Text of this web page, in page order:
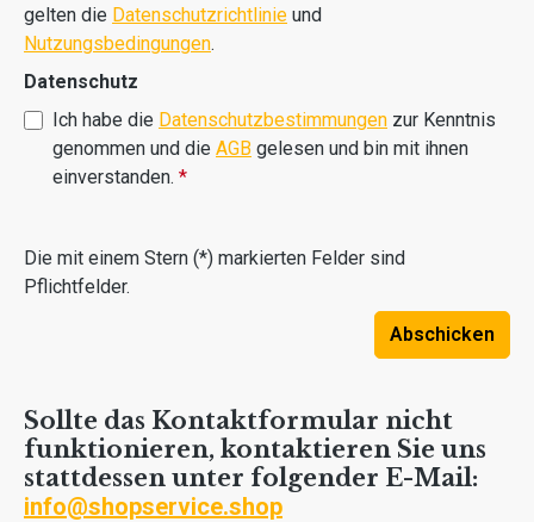
gelten die Datenschutzrichtlinie und
Nutzungsbedingungen.
Datenschutz
Ich habe die Datenschutzbestimmungen zur Kenntnis
genommen und die AGB gelesen und bin mit ihnen
einverstanden. *
Die mit einem Stern (*) markierten Felder sind
Pflichtfelder.
Abschicken
Sollte das Kontaktformular nicht
funktionieren, kontaktieren Sie uns
stattdessen unter folgender E-Mail:
info@shopservice.shop